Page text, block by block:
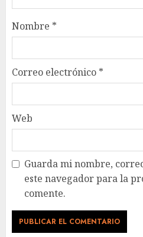
Nombre *
Correo electrónico *
Web
Guarda mi nombre,
este navegador para la
comente.